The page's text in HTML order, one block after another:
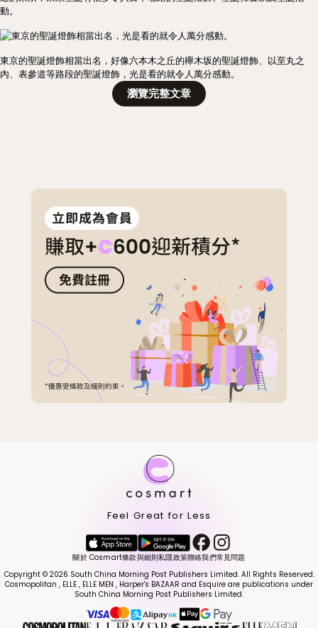
動。
東京的聖誕燈飾相當出名，好像六本木之丘的櫸木坂的聖誕燈飾、以至丸之
內、表參道等路段的聖誕燈飾，光是看的就令人萬分感動。
瀏覽完整文章
Feel Great for Less
關於 Cosmart條款與細則私隱政策聯絡我們常見問題
Copyright © 2026 South China Morning Post Publishers Limited. All Rights Reserved.
Cosmopolitan , ELLE , ELLE MEN , Harper's BAZAAR and Esquire are publications under
South China Morning Post Publishers Limited.